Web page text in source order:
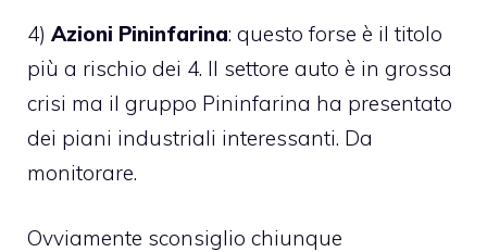
4) Azioni Pininfarina: questo forse è il titolo
più a rischio dei 4. Il settore auto è in grossa
crisi ma il gruppo Pininfarina ha presentato
dei piani industriali interessanti. Da
monitorare.
Ovviamente sconsiglio chiunque